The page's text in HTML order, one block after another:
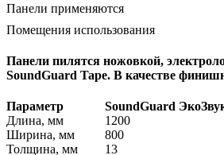
Панели применяются
Помещения использования
Панели пилятся ножовкой,
SoundGuard Tape. В качестве
Параметр SoundGuard
Длина, мм
1200
Ширина, мм
800
Толщина, мм
13